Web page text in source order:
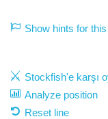
Show hints for
Stockfish'e karşı
Analyze position
Reset line